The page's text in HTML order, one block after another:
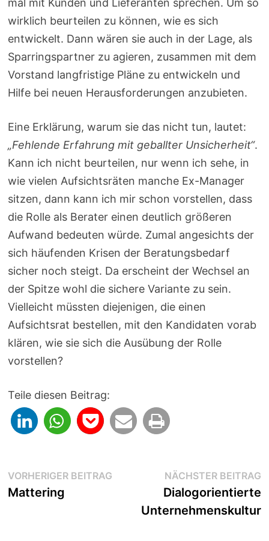
mal mit Kunden und Lieferanten sprechen. Um so
wirklich beurteilen zu können, wie es sich
entwickelt. Dann wären sie auch in der Lage, als
Sparringspartner zu agieren, zusammen mit dem
Vorstand langfristige Pläne zu entwickeln und
Hilfe bei neuen Herausforderungen anzubieten.
Eine Erklärung, warum sie das nicht tun, lautet:
„Fehlende Erfahrung mit geballter Unsicherheit“.
Kann ich nicht beurteilen, nur wenn ich sehe, in
wie vielen Aufsichtsräten manche Ex-Manager
sitzen, dann kann ich mir schon vorstellen, dass
die Rolle als Berater einen deutlich größeren
Aufwand bedeuten würde. Zumal angesichts der
sich häufenden Krisen der Beratungsbedarf
sicher noch steigt. Da erscheint der Wechsel an
der Spitze wohl die sichere Variante zu sein.
Vielleicht müssten diejenigen, die einen
Aufsichtsrat bestellen, mit den Kandidaten vorab
klären, wie sie sich die Ausübung der Rolle
vorstellen?
Teile diesen Beitrag:
Beitragsnavigation
VORHERIGER BEITRAG Vorheriger
Mattering
NÄCHSTER BEITRAG
Dialogorientierte
Unternehmenskultur